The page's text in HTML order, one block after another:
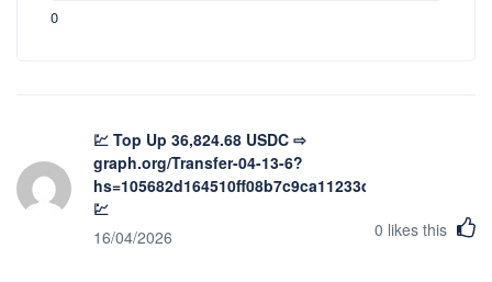
0
💹 Top Up 36,824.68 USDC ⇨
graph.org/Transfer-04-13-6?
hs=105682d164510ff08b7c9ca11233d2fd&
💹
16/04/2026
0 likes this